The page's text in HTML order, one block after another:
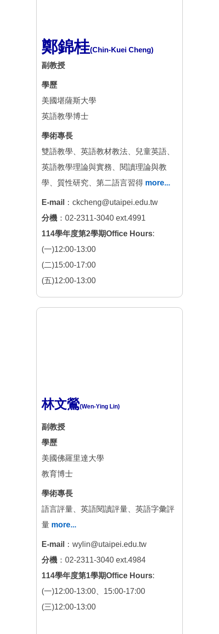
鄭錦桂(Chin-Kuei Cheng)
副教授
學歷
美國堪薩斯大學
英語教學博士
學術專長
雙語教學、英語教材教法、兒童英語、
英語教學理論與實務、閱讀理論與教
學、質性研究、第二語言習得 more...
E-mail
：ckcheng@utaipei.edu.tw
分機 ：02-2311-3040 ext.4991
114學年度第2學期Office Hours:
(一)12:00-13:00
(二)15:00-17:00
(五)12:00-13:00
林文鶯(Wen-Ying Lin)
副教授
學歷
美國佛羅里達大學
教育博士
學術專長
語言評量、英語閱讀評量、英語字彙評
量 more...
E-mail
：wylin@utaipei.edu.tw
分機 ：02-2311-3040 ext.4984
114學年度第1學期Office Hours:
(一)12:00-13:00、15:00-17:00
(三)12:00-13:00